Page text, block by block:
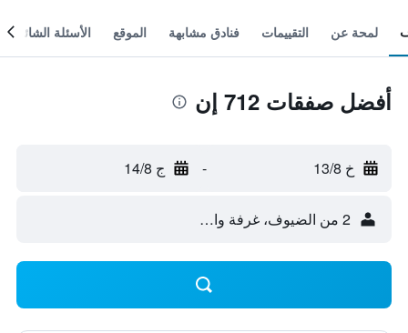
لمحة عن التقييمات فنادق مشابهة الموقع الأسئلة الشائعة
أفضل صفقات 712 إن
خ 13/8 - ج 14/8
2 من الضيوف، غرفة واحدة